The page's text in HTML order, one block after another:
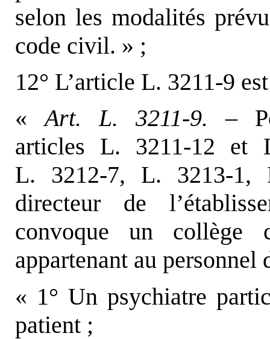
selon les modalités
code civil. » ;
12° L’article L. 3211-9
«Art. L. 3211-9. –
articles L. 3211-12 et
L. 3212-7, L. 3213-
directeur de
convoque un collège
appartenant au personnel
« 1° Un psychiatre
patient ;